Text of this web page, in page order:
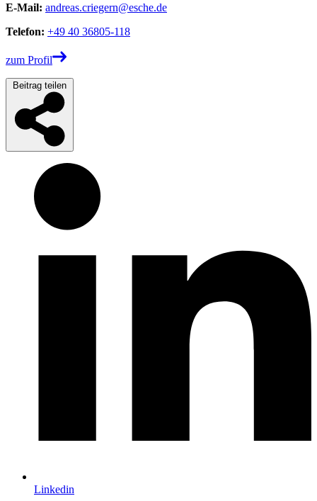
E-Mail: andreas.criegern@esche.de
Telefon: +49 40 36805-118
zum Profil
Beitrag teilen
Linkedin